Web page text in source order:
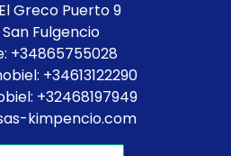
Greco Puerto 9
San Fulgencio
+34865755028
+34613122290
+32468197949
kimpencio.com